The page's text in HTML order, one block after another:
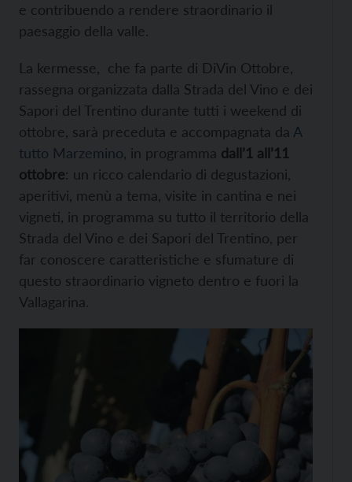
e contribuendo a rendere straordinario il
paesaggio della valle.
La kermesse, che fa parte di DiVin Ottobre,
rassegna organizzata dalla Strada del Vino e dei
Sapori del Trentino durante tutti i weekend di
ottobre, sarà preceduta e accompagnata da A
tutto Marzemino , in programma dall’1 all’11
ottobre: un ricco calendario di degustazioni,
aperitivi, menù a tema, visite in cantina e nei
vigneti, in programma su tutto il territorio della
Strada del Vino e dei Sapori del Trentino, per
far conoscere caratteristiche e sfumature di
questo straordinario vigneto dentro e fuori la
Vallagarina.